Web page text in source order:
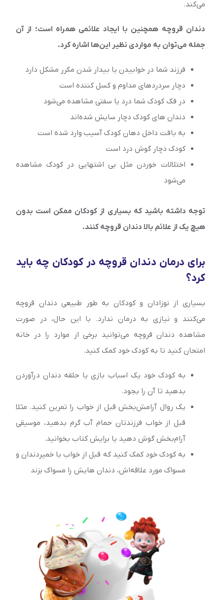
می‌کند.
دندان قروچه همچنین با ایجاد علائمی همراه است؛ از آن
جمله می‌توان به مواردی نظیر این‌ها اشاره کرد.
فرزند شما در خوابیدن یا بیدار شدن مکرر مشکل دارد
دچار سردردهای مداوم و کسل کننده است
در فک کودک شما درد یا سفتی مشاهده می‌شود
دندان های کودک دچار سایش شده‌اند
به بافت داخل دهان کودک آسیب وارد شده است
کودک دچار گوش درد است
اختلالات خوردن مثل بی اشتهایی در کودک مشاهده
می‌شود
توجه داشته باشید که بسیاری از کودکان ممکن است بدون
هیچ یک از علائم بالا دندان قروچه کنند.
برای درمان دندان قروچه در کودکان چه باید
کرد؟
بسیاری از نوزادان و کودکان به طور طبیعی دندان قروچه
می‌کنند و نیازی به درمان ندارد. با این حال، در صورت
مشاهده دندان قروچه می‌توانید برخی از موارد را در خانه
امتحان کنید تا به کودک خود کمک کنید.
به کودک خود یک اسباب بازی یا حلقه دندان درآوردن
بدهید تا آن را بجود.
یک روال آرامش‌بخش قبل از خواب را تمرین کنید. مثلا
قبل از خواب فرزندتان حمام آب گرم بدهید، موسیقی
آرام‌بخش گوش دهید یا برایش کتاب بخوانید.
به کودک خود کمک کنید که قبل از خواب با خمیردندان و
مسواک مورد علاقه‌اش، دندان هایش را مسواک بزند